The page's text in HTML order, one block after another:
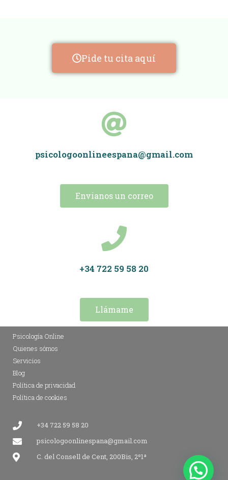
Pide tu cita aquí
psicologoonlineespana@gmail.com
Envianos un correo
+34 722 59 58 20
Llámame
Psicología Online
Quienes sómos
Servicios
Blog
Política de privacidad
Política de cookies
+34 722 59 58 20
psicologoonlinespana@gmail.com​
C. del Consell de Cent, 200Bis, 2º1ª